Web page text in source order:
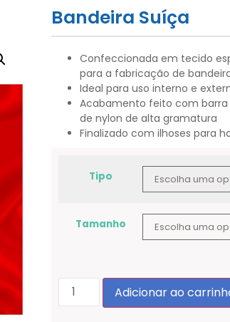
Bandeira Suíça
Confeccionada em tecido
para a fabricação de
Ideal para uso interno e
Acabamento feito com
de nylon de alta gramatura
Finalizado com ilhoses para
Tipo
Tamanho
Adicionar ao